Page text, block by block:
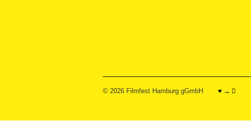
© 2026 Filmfest Hamburg gGmbH ♥ → 